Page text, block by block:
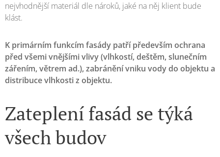
nejvhodnější materiál dle nároků, jaké na něj klient bude
klást.
K primárním funkcím fasády patří především ochrana
před všemi vnějšími vlivy (vlhkostí, deštěm, slunečním
zářením, větrem ad.), zabránění vniku vody do objektu a
distribuce vlhkosti z objektu.
Zateplení fasád se týká
všech budov